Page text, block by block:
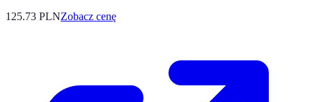
125.73 PLNZobacz cenę